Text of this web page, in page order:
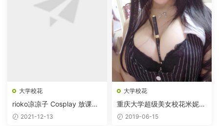
大学校花
rioko凉凉子 Cosplay 放课后
的学姐
2021-12-13
大学校花
重庆大学超级美女校花米妮大
萌萌2019-06-15